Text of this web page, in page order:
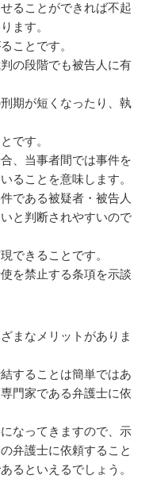
ることができれば不起
ます。
ことです。
の段階でも被告人に有
期が短くなったり、執
です。
、当事者間では事件を
ることを意味します。
である被疑者・被告人
と判断されやすいので
できることです。
を禁止する条項を示談
まなメリットがありま
することは簡単ではあ
門家である弁護士に依
なってきますので、示
弁護士に依頼すること
るといえるでしょう。